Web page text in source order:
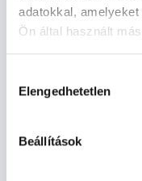
adatokkal,
Ön által használt
szabályzat:https://
kiválasztása
Elengedhetetlen
Beállítások
Bőrgyógyászat